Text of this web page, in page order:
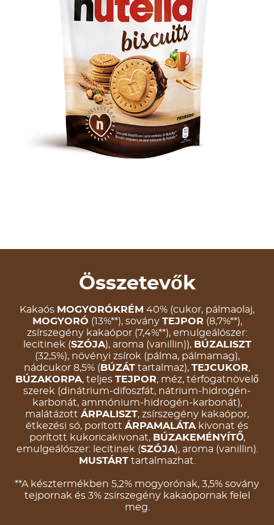
Összetevők
Kakaós MOGYORÓKRÉM 40% (cukor, pálmaolaj,
MOGYORÓ (13%**), sovány TEJPOR (8,7%**),
zsírszegény kakaópor (7,4%**), emulgeálószer:
lecitinek (SZÓJA), aroma (vanillin)), BÚZALISZT
(32,5%), növényi zsírok (pálma, pálmamag),
nádcukor 8,5% ( BÚZÁT tartalmaz), TEJCUKOR,
BÚZAKORPA, teljes TEJPOR, méz, térfogatnövelő
szerek (dinátrium-difoszfát, nátrium-hidrogén-
karbonát, ammónium-hidrogén-karbonát),
malátázott ÁRPALISZT, zsírszegény kakaópor,
étkezési só, porított ÁRPAMALÁTA kivonat és
porított kukoricakivonat, BÚZAKEMÉNYÍTŐ,
emulgeálószer: lecitinek (SZÓJA), aroma (vanillin).
MUSTÁRTtartalmazhat.
**A késztermékben 5,2% mogyorónak, 3,5% sovány
tejpornak és 3% zsírszegény kakaópornak felel
meg.​